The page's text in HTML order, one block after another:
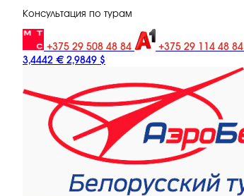
Консультация по турам
+375 29 508 48 84 +375 29 114 48 84
3,4442 € 2,9849 $